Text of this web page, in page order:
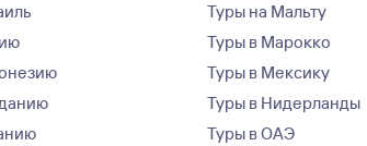
Туры на Мальту
Туры в Марокко
Туры в Мексику
Туры в Нидерланды
Туры в ОАЭ